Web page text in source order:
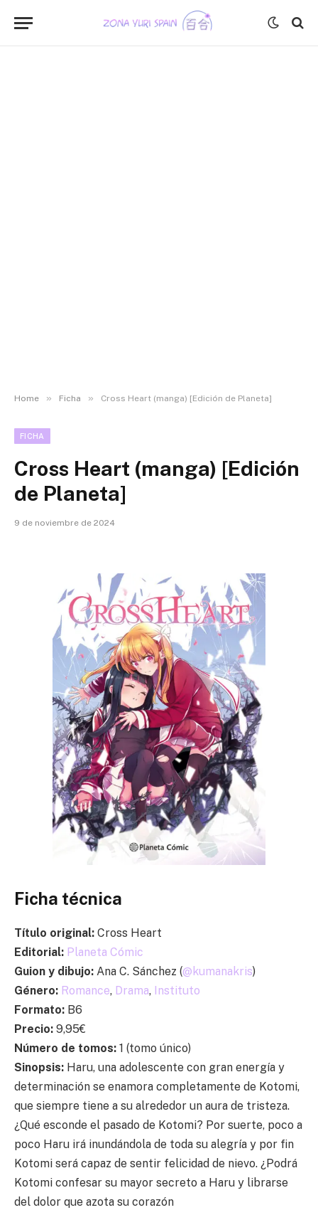
Home » Ficha » Cross Heart (manga) [Edición de Planeta]
FICHA
Cross Heart (manga) [Edición
de Planeta]
9 de noviembre de 2024
Ficha técnica
Título original: Cross Heart
Editorial: Planeta Cómic
Guion y dibujo: Ana C. Sánchez (@kumanakris)
Género: Romance, Drama, Instituto
Formato: B6
Precio: 9,95€
Número de tomos: 1 (tomo único)
Sinopsis: Haru, una adolescente con gran energía y
determinación se enamora completamente de Kotomi,
que siempre tiene a su alrededor un aura de tristeza.
¿Qué esconde el pasado de Kotomi? Por suerte, poco a
poco Haru irá inundándola de toda su alegría y por fin
Kotomi será capaz de sentir felicidad de nievo. ¿Podrá
Kotomi confesar su mayor secreto a Haru y librarse
del dolor que azota su corazón